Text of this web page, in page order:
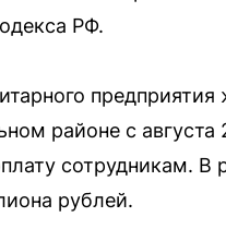
РФ.
районе с августа
сотрудникам. В
рублей.